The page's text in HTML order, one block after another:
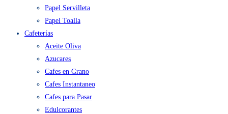
Papel Higiénico
Papel Servilleta
Papel Toalla
Cafeterías
Aceite Oliva
Azucares
Cafes en Grano
Cafes Instantaneo
Cafes para Pasar